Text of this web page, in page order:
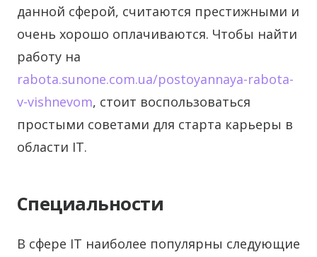
данной сферой, считаются престижными и
очень хорошо оплачиваются. Чтобы найти
работу на
rabota.sunone.com.ua/postoyannaya-rabota-
v-vishnevom, стоит воспользоваться
простыми советами для старта карьеры в
области IT.
Специальности
В сфере IT наиболее популярны следующие